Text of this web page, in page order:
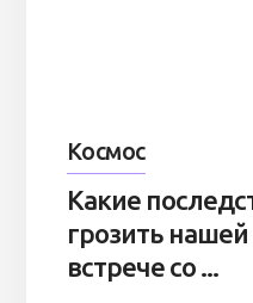
Космос
Какие
грозить
встрече со ...